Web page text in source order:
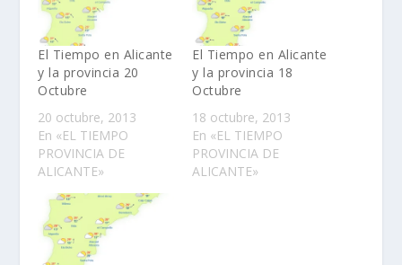
El Tiempo en Alicante
y la provincia 20
Octubre
20 octubre, 2013
En «EL TIEMPO
PROVINCIA DE
ALICANTE»
El Tiempo en Alicante
y la provincia 18
Octubre
18 octubre, 2013
En «EL TIEMPO
PROVINCIA DE
ALICANTE»